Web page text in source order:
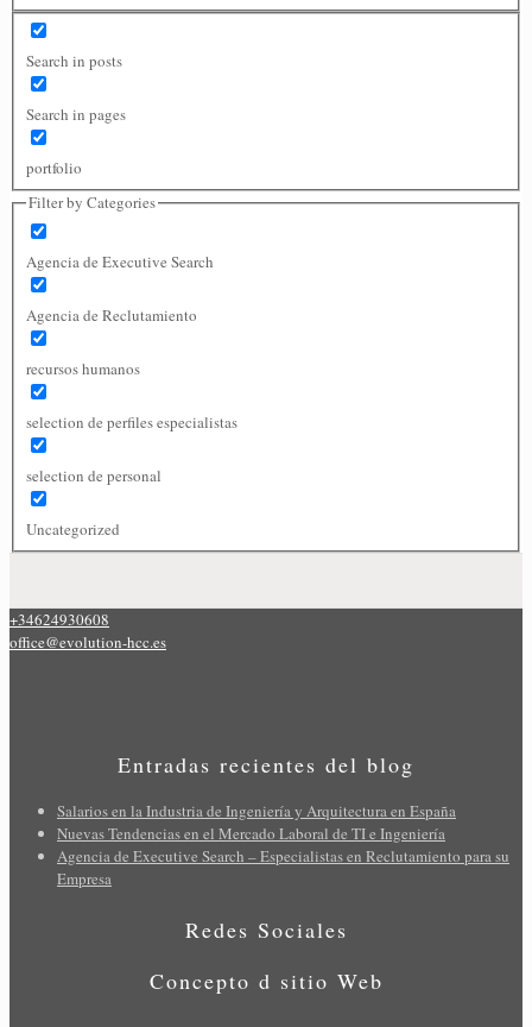
Search in posts
Search in pages
portfolio
Filter by Categories
Agencia de Executive Search
Agencia de Reclutamiento
recursos humanos
selection de perfiles especialistas
selection de personal
Uncategorized
+34624930608
office@evolution-hcc.es
Entradas recientes del blog
Salarios en la Industria de Ingeniería y Arquitectura en España
Nuevas Tendencias en el Mercado Laboral de TI e Ingeniería
Agencia de Executive Search – Especialistas en Reclutamiento para su
Empresa
Redes Sociales
Concepto d sitio Web